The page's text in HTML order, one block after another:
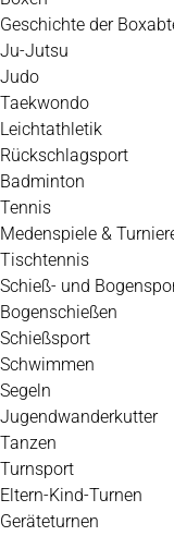
Geschichte der
Ju-Jutsu
Judo
Taekwondo
Leichtathletik
Rückschlagsport
Badminton
Tennis
Medenspiele &
Tischtennis
Schieß- und
Bogenschießen
Schießsport
Schwimmen
Segeln
Jugendwanderkutter
Tanzen
Turnsport
Eltern-Kind-Turnen
Geräteturnen